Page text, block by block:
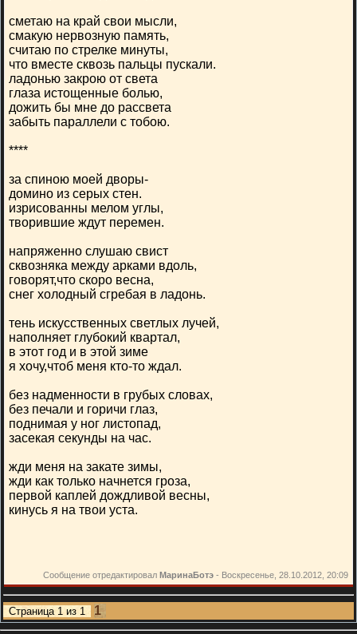
сметаю на край свои мысли,
смакую нервозную память,
считаю по стрелке минуты,
что вместе сквозь пальцы пускали.
ладонью закрою от света
глаза истощенные болью,
дожить бы мне до рассвета
забыть параллели с тобою.
****
за спиною моей дворы-
домино из серых стен.
изрисованны мелом углы,
творившие ждут перемен.
напряженно слушаю свист
сквозняка между арками вдоль,
говорят,что скоро весна,
снег холодный сгребая в ладонь.
тень искусственных светлых лучей,
наполняет глубокий квартал,
в этот год и в этой зиме
я хочу,чтоб меня кто-то ждал.
без надменности в грубых словах,
без печали и горичи глаз,
поднимая у ног листопад,
засекая секунды на час.
жди меня на закате зимы,
жди как только начнется гроза,
первой каплей дождливой весны,
кинусь я на твои уста.
Сообщение отредактировал МаринаБотэ - Воскресенье, 28.10.2012, 20:09
Страница 1 из 1 1